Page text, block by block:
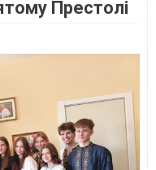
Престолі